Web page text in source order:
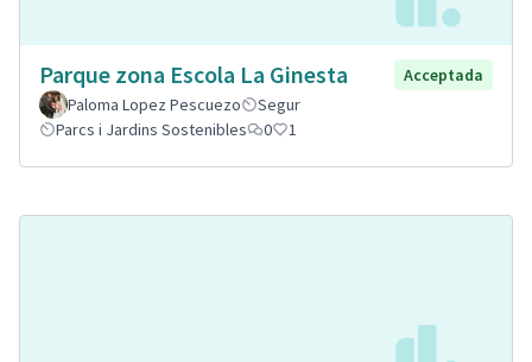
Parque zona Escola La Ginesta
Acceptada
Paloma Lopez Pescuezo
Segur
Parcs i Jardins Sostenibles
0 1